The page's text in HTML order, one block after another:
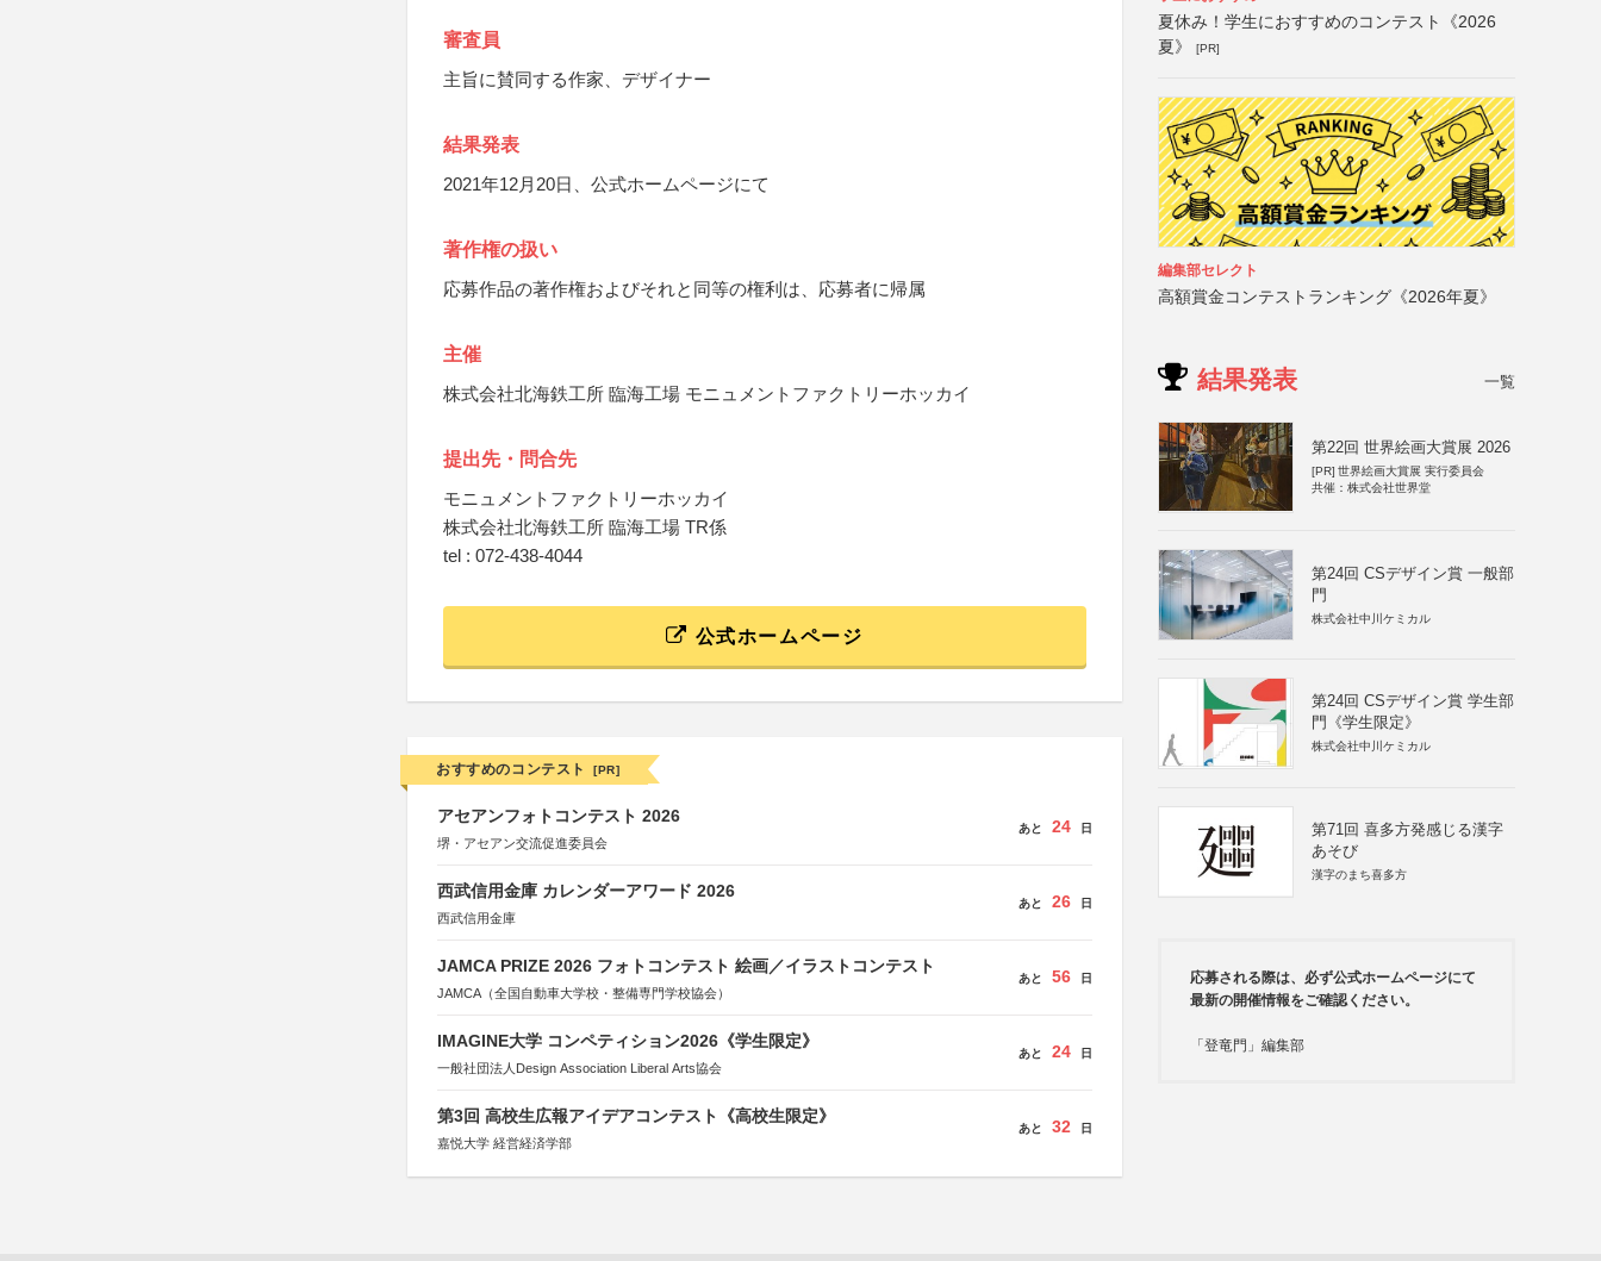
審査員
主旨に賛同する作家、デザイナー
結果発表
2021年12月20日、公式ホームページにて
著作権の扱い
応募作品の著作権およびそれと同等の権利は、応募者に帰属
主催
株式会社北海鉄工所 臨海工場 モニュメントファクトリーホッカイ
提出先・問合先
モニュメントファクトリーホッカイ
株式会社北海鉄工所 臨海工場 TR係
tel : 072-438-4044
公式ホームページ
おすすめのコンテスト [PR]
アセアンフォトコンテスト 2026
堺・アセアン交流促進委員会
あと 24 日
西武信用金庫 カレンダーアワード 2026
西武信用金庫
あと 26 日
JAMCA PRIZE 2026 フォトコンテスト 絵画／イラストコンテスト
JAMCA（全国自動車大学校・整備専門学校協会）
あと 56 日
IMAGINE大学 コンペティション2026《学生限定》
一般社団法人Design Association Liberal Arts協会
あと 24 日
第3回 高校生広報アイデアコンテスト《高校生限定》
嘉悦大学 経営経済学部
あと 32 日
夏休み！学生におすすめのコンテスト《2026
夏》
[PR]
編集部セレクト
高額賞金コンテストランキング《2026年夏》
結果発表 一覧
第22回 世界絵画大賞展 2026
[PR] 世界絵画大賞展 実行委員会
共催：株式会社世界堂
第24回 CSデザイン賞 一般部
門
株式会社中川ケミカル
第24回 CSデザイン賞 学生部
門《学生限定》
株式会社中川ケミカル
第71回 喜多方発感じる漢字
あそび
漢字のまち喜多方
応募される際は、必ず公式ホームページにて
最新の開催情報をご確認ください。
「登竜門」編集部